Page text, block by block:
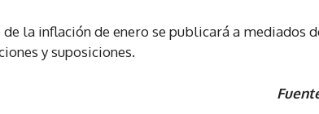
la inflación de enero se publicará a mediados
y suposiciones.